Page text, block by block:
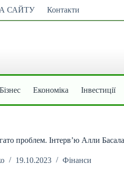
САЙТУ Контакти
Бізнес Економіка Інвестиції
проблем. Інтерв’ю Алли
19.10.2023 Фінанси